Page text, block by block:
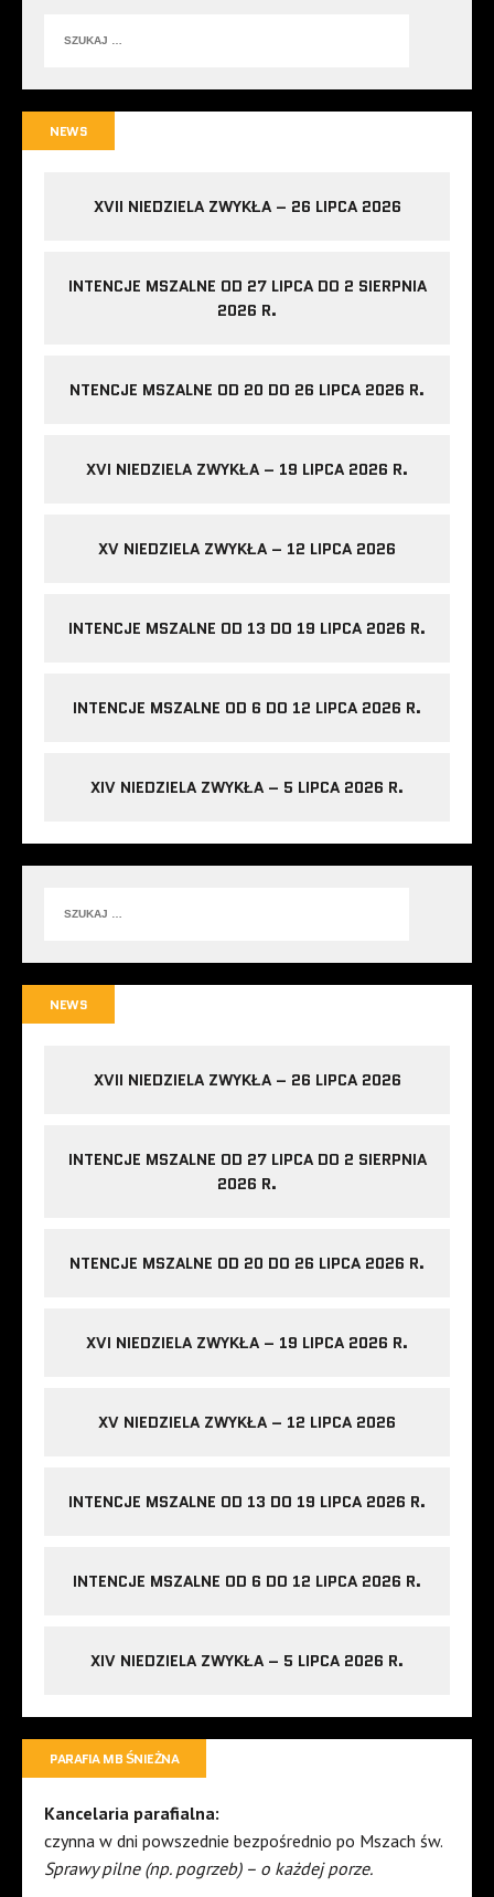
NEWS
XVII NIEDZIELA ZWYKŁA – 26 LIPCA 2026
INTENCJE MSZALNE OD 27 LIPCA DO 2 SIERPNIA
2026 R.
NTENCJE MSZALNE OD 20 DO 26 LIPCA 2026 R.
XVI NIEDZIELA ZWYKŁA – 19 LIPCA 2026 R.
XV NIEDZIELA ZWYKŁA – 12 LIPCA 2026
INTENCJE MSZALNE OD 13 DO 19 LIPCA 2026 R.
INTENCJE MSZALNE OD 6 DO 12 LIPCA 2026 R.
XIV NIEDZIELA ZWYKŁA – 5 LIPCA 2026 R.
NEWS
XVII NIEDZIELA ZWYKŁA – 26 LIPCA 2026
INTENCJE MSZALNE OD 27 LIPCA DO 2 SIERPNIA
2026 R.
NTENCJE MSZALNE OD 20 DO 26 LIPCA 2026 R.
XVI NIEDZIELA ZWYKŁA – 19 LIPCA 2026 R.
XV NIEDZIELA ZWYKŁA – 12 LIPCA 2026
INTENCJE MSZALNE OD 13 DO 19 LIPCA 2026 R.
INTENCJE MSZALNE OD 6 DO 12 LIPCA 2026 R.
XIV NIEDZIELA ZWYKŁA – 5 LIPCA 2026 R.
PARAFIA MB ŚNIEŻNA
Kancelaria parafialna:
czynna w dni powszednie bezpośrednio po Mszach św.
Sprawy pilne (np. pogrzeb) – o każdej porze.